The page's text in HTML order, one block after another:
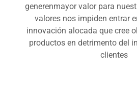
generenmayor valor para
valores nos impiden entrar
innovación alocada que cree
productos en detrimento del
clientes